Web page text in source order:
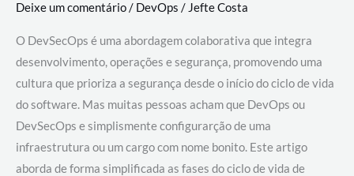
Deixe um comentário/ DevOps /Jefte Costa
O DevSecOps é uma abordagem colaborativa que integra
desenvolvimento, operações e segurança, promovendo uma
cultura que prioriza a segurança desde o início do ciclo de vida
do software. Mas muitas pessoas acham que DevOps ou
DevSecOps e simplismente configurarção de uma
infraestrutura ou um cargo com nome bonito. Este artigo
aborda de forma simplificada as fases do ciclo de vida de